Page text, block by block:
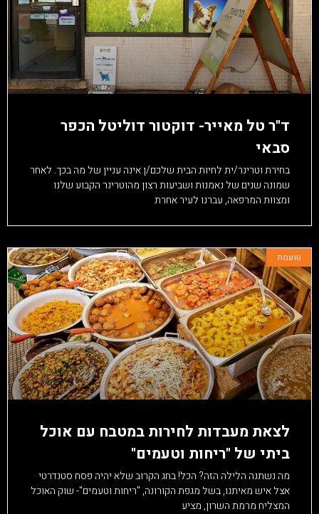
content,
באפשרותך
ללחוץ
אנטר
כדי
ד"ר טל מאייר- דוקטור דוליטל הכפר
סבאי
בחירת וטרינר/ית לחיות הבית שלכם/ן אינה עניין של מה בכך. לאחר
שמונה שנים של נאמנות ושביעות רצון מהוטרינר הקבוע שלנו
ומצוות המרפאה, עברנו לעיר אחרת
טועמת
לצאת מעבדות לחירות במטבח עם אוכל
ביתי של "ריחות וטעמים"
מה נשתנה הלילה הזה? הכל! בחג הקרוב שלא יהיה פסח סטנדרטי
אצל איש מאיתנו, בשל מגפת הקורונה, "ריחות וטעמים"- שוק האוכל
המצליח מרמת השרון, מציע